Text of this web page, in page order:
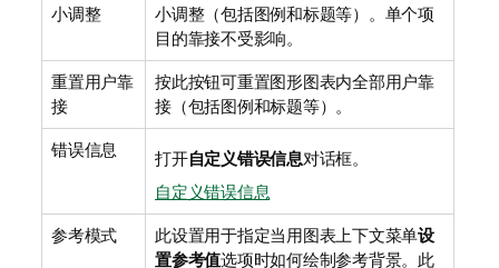
小调整
小调整（包括图例和标题等）。单个项
目的靠接不受影响。
重置用户靠
接
按此按钮可重置图形图表内全部用户靠
接（包括图例和标题等）。
错误信息 打开自定义错误信息对话框。
自定义错误信息
参考模式 此设置用于指定当用图表上下文菜单设
置参考值选项时如何绘制参考背景。此